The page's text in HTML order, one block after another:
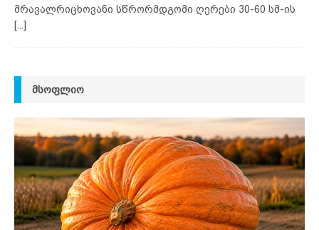
მრავალრიცხოვანი სწრორმდგომი ღერები 30-60 სმ-ის
[...]
ᲛᲡᲝᲤᲚᲘᲝ